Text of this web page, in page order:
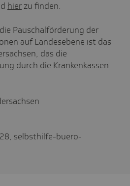
hierzu finden.
Pauschalförderung der
auf Landesebene ist das
das die
durch die Krankenkassen
selbsthilfe-buero-